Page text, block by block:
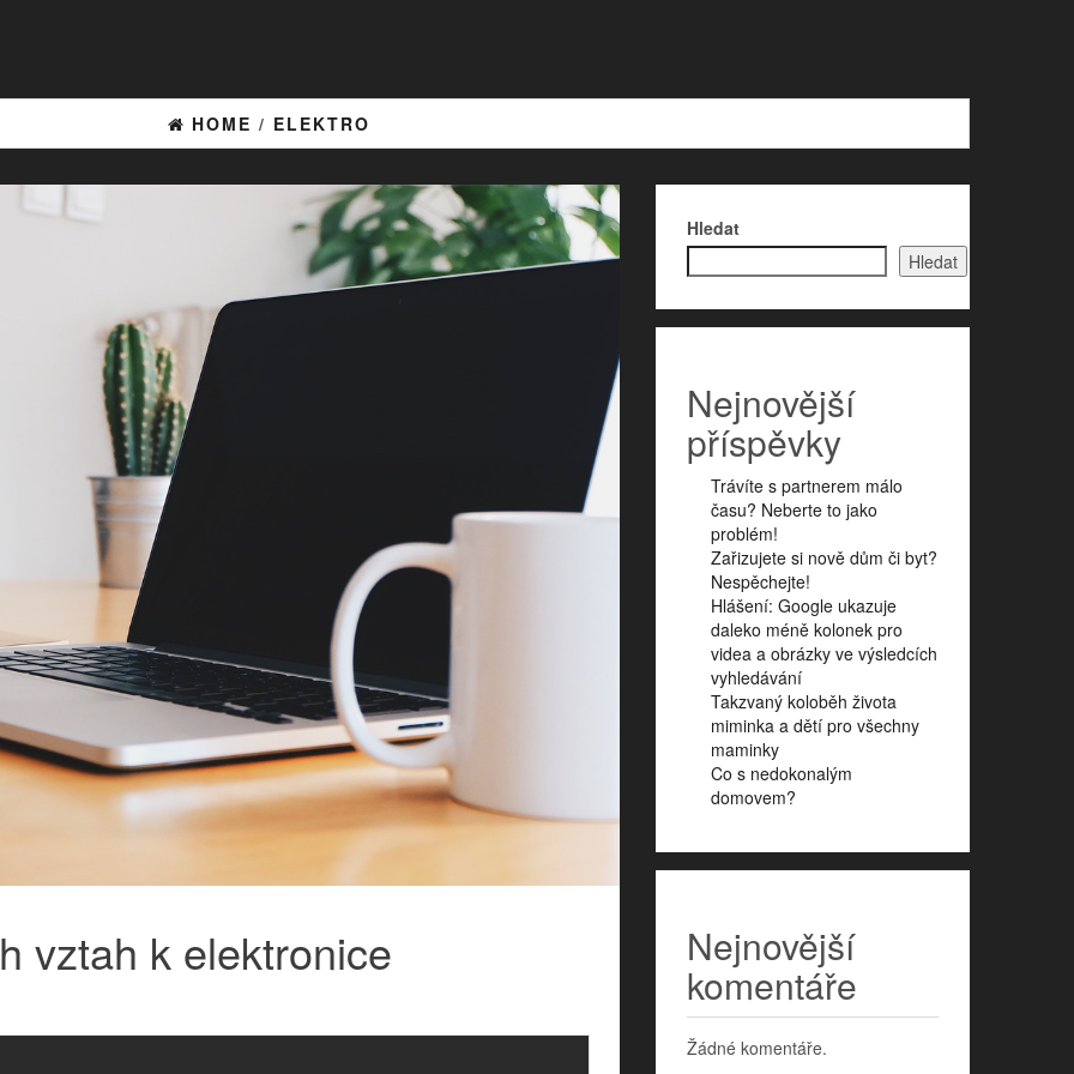
HOME / ELEKTRO
vztah k elektronice
Hledat
Hledat
Nejnovější
příspěvky
Trávíte s partnerem málo
času? Neberte to jako
problém!
Zařizujete si nově dům či byt?
Nespěchejte!
Hlášení: Google ukazuje
daleko méně kolonek pro
videa a obrázky ve výsledcích
vyhledávání
Takzvaný koloběh života
miminka a dětí pro všechny
maminky
Co s nedokonalým
domovem?
Nejnovější
komentáře
Žádné komentáře.